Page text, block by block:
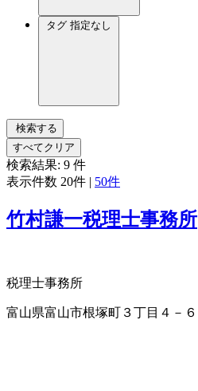
タグ 指定なし
検索する
すべてクリア
検索結果: 9 件
表示件数 20件 | 50件
竹村謙一税理士事務所
税理士事務所
富山県富山市根塚町３丁目４－６